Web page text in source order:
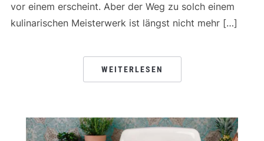
vor einem erscheint. Aber der Weg zu solch einem
kulinarischen Meisterwerk ist längst nicht mehr […]
WEITERLESEN